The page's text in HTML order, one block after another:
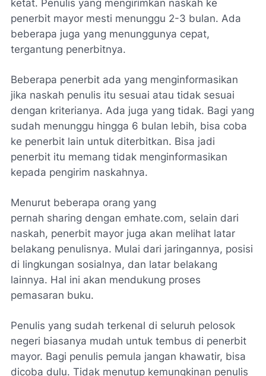
ketat. Penulis yang mengirimkan naskah ke
penerbit mayor mesti menunggu 2-3 bulan. Ada
beberapa juga yang menunggunya cepat,
tergantung penerbitnya.
Beberapa penerbit ada yang menginformasikan
jika naskah penulis itu sesuai atau tidak sesuai
dengan kriterianya. Ada juga yang tidak. Bagi yang
sudah menunggu hingga 6 bulan lebih, bisa coba
ke penerbit lain untuk diterbitkan. Bisa jadi
penerbit itu memang tidak menginformasikan
kepada pengirim naskahnya.
Menurut beberapa orang yang
pernah sharing dengan emhate.com, selain dari
naskah, penerbit mayor juga akan melihat latar
belakang penulisnya. Mulai dari jaringannya, posisi
di lingkungan sosialnya, dan latar belakang
lainnya. Hal ini akan mendukung proses
pemasaran buku.
Penulis yang sudah terkenal di seluruh pelosok
negeri biasanya mudah untuk tembus di penerbit
mayor. Bagi penulis pemula jangan khawatir, bisa
dicoba dulu. Tidak menutup kemungkinan penulis